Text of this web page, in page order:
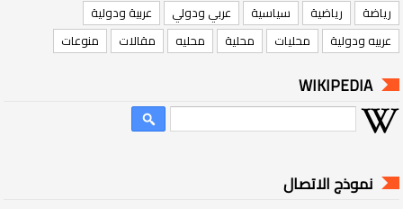
رياضة
رياضية سياسية عربي ودولي
عربية ودولية
عربيه ودولية
محليات محلية محليه مقالات منوعات
WIKIPEDIA
نموذج الاتصال